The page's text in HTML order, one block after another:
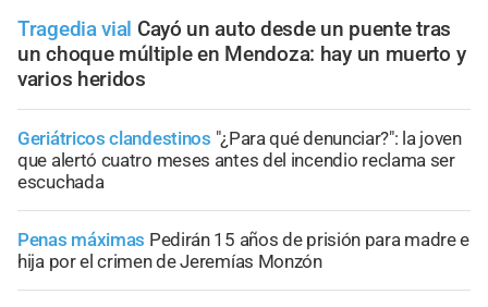
Tragedia vial Cayó un auto desde un puente tras
un choque múltiple en Mendoza: hay un muerto y
varios heridos
Geriátricos clandestinos "¿Para qué denunciar?": la joven
que alertó cuatro meses antes del incendio reclama ser
escuchada
Penas máximas Pedirán 15 años de prisión para madre e
hija por el crimen de Jeremías Monzón